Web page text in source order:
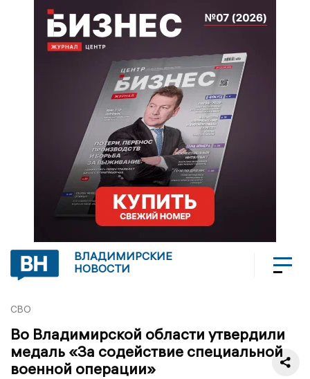
ВЛАДИМИРСКИЕ
НОВОСТИ
СВО
Во Владимирской области утвердили
медаль «За содействие специальной
военной операции»